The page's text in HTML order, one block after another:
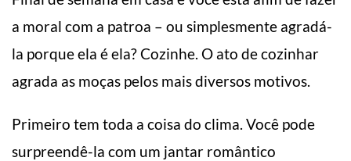
a moral com a patroa – ou simplesmente agradá-
la porque ela é ela? Cozinhe. O ato de cozinhar
agrada as moças pelos mais diversos motivos.
Primeiro tem toda a coisa do clima. Você pode
surpreendê-la com um jantar romântico